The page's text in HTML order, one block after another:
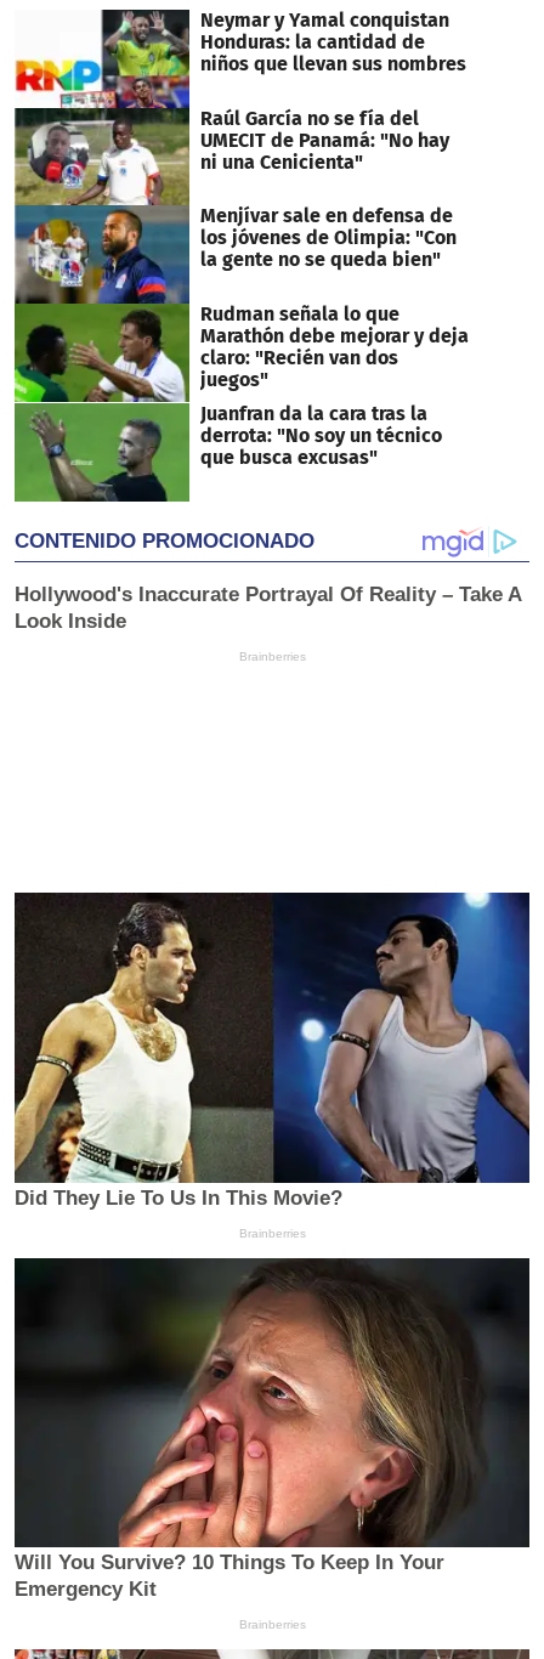
Neymar y Yamal conquistan
Honduras: la cantidad de
niños que llevan sus nombres
Raúl García no se fía del
UMECIT de Panamá: "No hay
ni una Cenicienta"
Menjívar sale en defensa de
los jóvenes de Olimpia: "Con
la gente no se queda bien"
Rudman señala lo que
Marathón debe mejorar y deja
claro: "Recién van dos
juegos"
Juanfran da la cara tras la
derrota: "No soy un técnico
que busca excusas"